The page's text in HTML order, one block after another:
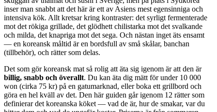
inser man snabbt att det här är ett av Asiens mest egensinniga och
intensiva kök. Allt kretsar kring kontraster: det syrligt fermenterade
mot det rökiga grillade, det glödhett chilistarka mot det svalkande
och milda, det knapriga mot det sega. Och nästan inget äts ensamt
— en koreansk måltid är en bordsfull av små skålar, banchan
(tillbehör), och rätter som delas.
Det som gör koreansk mat så rolig att äta sig igenom är att den är
billig, snabb och överallt. Du kan äta dig mätt för under 10 000
won (cirka 75 kr) på en gatumarknad, eller boka ett grillbord och
göra en hel kväll av det. Den här guiden går igenom 12 rätter som
definierar det koreanska köket — vad de är, hur de smakar, var du